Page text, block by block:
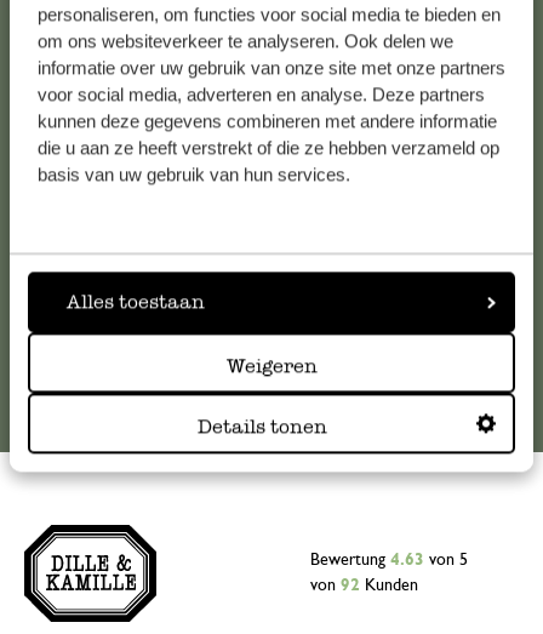
personaliseren, om functies voor social media te bieden en
om ons websiteverkeer te analyseren. Ook delen we
informatie over uw gebruik van onze site met onze partners
voor social media, adverteren en analyse. Deze partners
kunnen deze gegevens combineren met andere informatie
die u aan ze heeft verstrekt of die ze hebben verzameld op
basis van uw gebruik van hun services.
Alles toestaan
Weigeren
Details tonen
Kundenservice/Hilfe
Falls Sie Fragen haben oder Tipps und Hilfe brauchen, wenden
Sie sich bitte an unseren Kundenservice. Oder lesen Sie hier
die Antworten aufhäufig gestellte Fragen
kundenservice@dille-kamille.at
Bewertung 4.63 von 5
von 92 Kunden